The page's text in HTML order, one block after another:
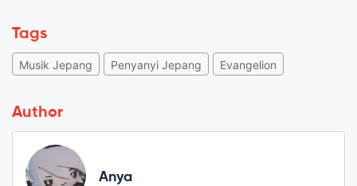
Tags
Musik Jepang Penyanyi Jepang Evangelion
Author
Anya